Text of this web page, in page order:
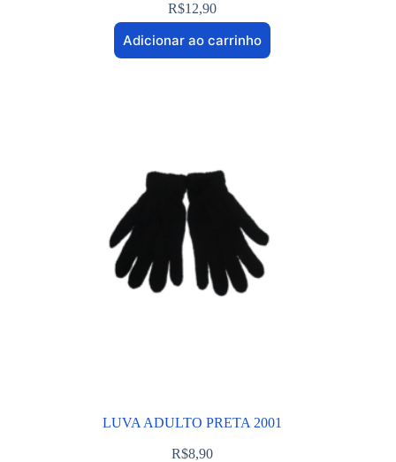
R$12,90
Adicionar ao carrinho
LUVA ADULTO PRETA 2001
R$8,90